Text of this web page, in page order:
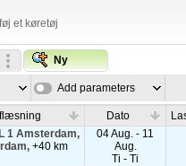
et køretøj
Ny
Add parameters
Dato
1 Amsterdam,
+40 km
04 Aug. - 11
Aug.
Ti - Ti